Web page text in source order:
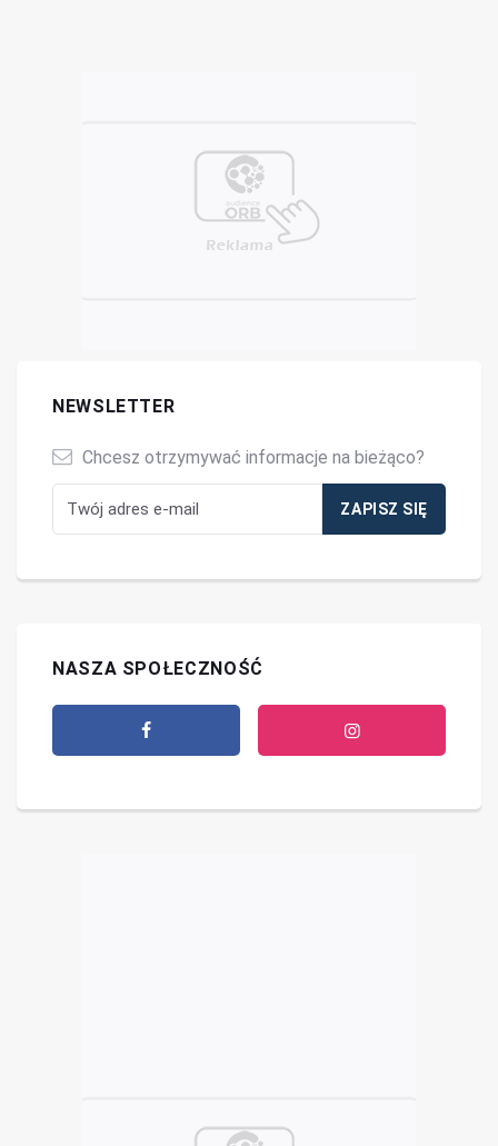
NEWSLETTER
Chcesz otrzymywać informacje na bieżąco?
NASZA SPOŁECZNOŚĆ